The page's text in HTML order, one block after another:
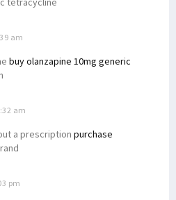
am
buy olanzapine 10mg generic
am
a prescription purchase
pm